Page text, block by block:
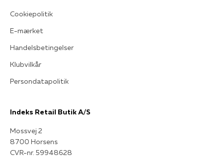
Cookiepolitik
E-mærket
Handelsbetingelser
Klubvilkår
Persondatapolitik
Indeks Retail Butik A/S
Mossvej 2
8700 Horsens
CVR-nr. 59948628